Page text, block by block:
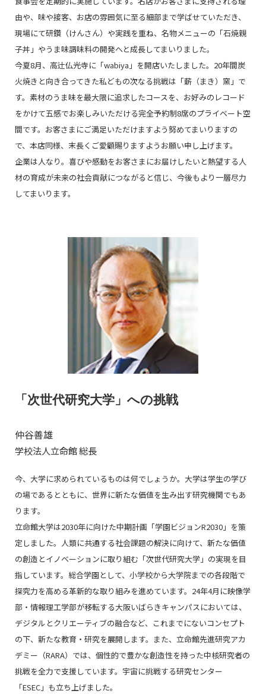
由や、味や接客、お店の雰囲気に至る細部まで学ばせていただき、
現場にて研鑽（けんさん）や実践を重ね、名物メニューの「石焼親
子丼」やうま味調味料の開発へと成長してまいりました。
今夏8月、高辻仏光寺に「wabiya」を開店いたしました。20年間炭
火焼きと向き合ってきた私どもの次なる挑戦は「薪（まき）窯」で
す。素材のうま味を最大限に追求したコースを、お好みのレコード
をかけて五感でお楽しみいただける完全予約制8席のプライベート空
間です。お客さまにご満足いただけますよう努めてまいりますの
で、本店同様、末長くご愛顧賜りますようお願い申し上げます。
企業は人なり。喜びや感動をお客さまにお届けしたいと熱望する人
材の育成が未来の社会貢献につながると信じ、今後もより一層尽力
してまいります。
「次世代研究大学」への挑戦
仲谷善雄
学校法人立命館 総長
今、大学に求められているものは何でしょうか。大学は学生の学び
の場であるとともに、世界に新たな価値を生み出す研究機関でもあ
ります。
立命館大学は2030年に向けた中期計画「学園ビジョンR2030」を策
定しました。人類に共通する社会課題の解決に向けて、新たな価値
の創造とイノベーションに取り組む「次世代研究大学」の実現を目
指しています。総合学園として、小学校から大学院までの各段階で
探究力を高める革新的な取り組みを進めています。24年4月に映像学
部・情報理工学部が移転する大阪いばらきキャンパスにおいては、
デジタルとクリエーティブの融合など、これまでにないコンセプト
の下、新たな教育・研究を展開します。また、立命館先進研究アカ
デミー（RARA）では、個性的で豊かな創造性を持った中核研究者の
挑戦を全力で支援しています。宇宙に挑戦する研究センター
「ESEC」も立ち上げました。